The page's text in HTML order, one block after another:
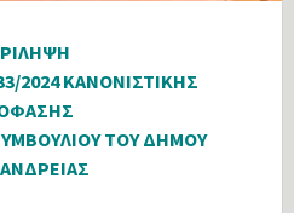
2024 ΚΑΝΟΝΙΣΤΙΚΗΣ
ΤΟΥ ΔΗΜΟΥ